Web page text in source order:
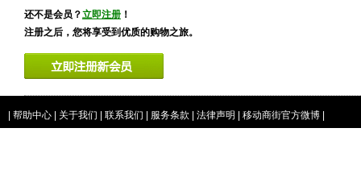
还不是会员？立即注册 ！
注册之后，您将享受到优质的购物之旅。
帮助中心 关于我们 联系我们 服务条款 法律声明 移动商街官方微博